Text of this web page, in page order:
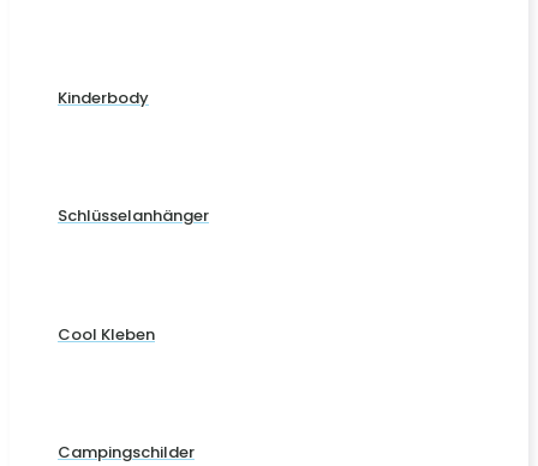
Kinderbody
Schlüsselanhänger
Cool Kleben
Campingschilder